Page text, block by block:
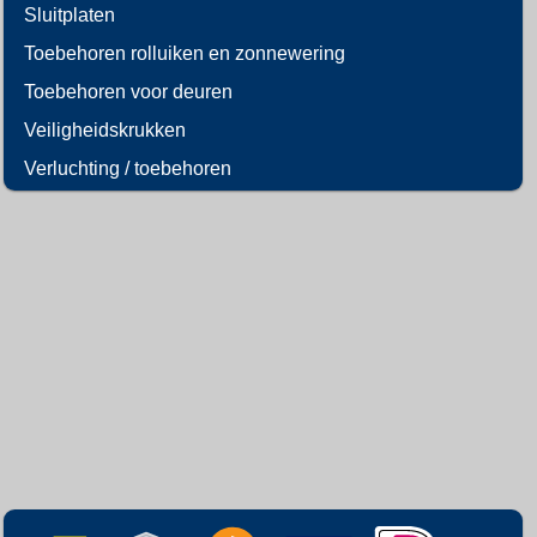
Sluitplaten
Toebehoren rolluiken en zonnewering
Toebehoren voor deuren
Veiligheidskrukken
Verluchting / toebehoren